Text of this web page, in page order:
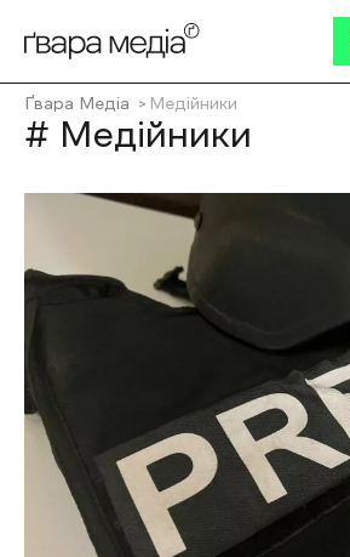
Ґвара Медіа Медійники
# Медійники